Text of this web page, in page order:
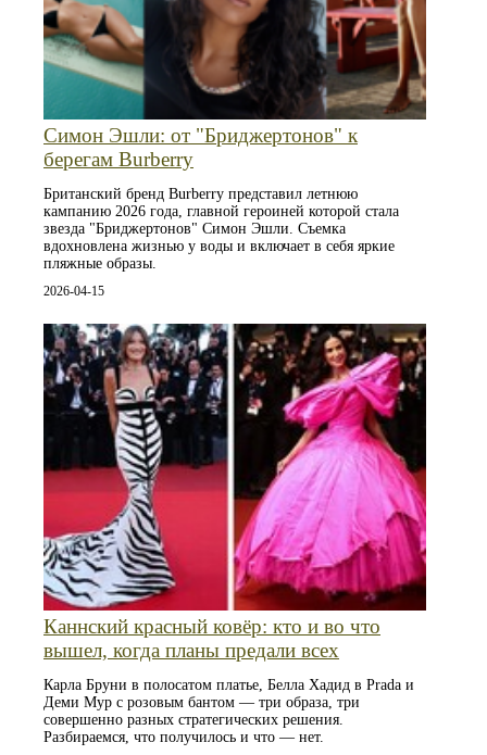
Симон Эшли: от "Бриджертонов" к
берегам Burberry
Британский бренд Burberry представил летнюю
кампанию 2026 года, главной героиней которой стала
звезда "Бриджертонов" Симон Эшли. Съемка
вдохновлена жизнью у воды и включает в себя яркие
пляжные образы.
2026-04-15
Каннский красный ковёр: кто и во что
вышел, когда планы предали всех
Карла Бруни в полосатом платье, Белла Хадид в Prada и
Деми Мур с розовым бантом — три образа, три
совершенно разных стратегических решения.
Разбираемся, что получилось и что — нет.